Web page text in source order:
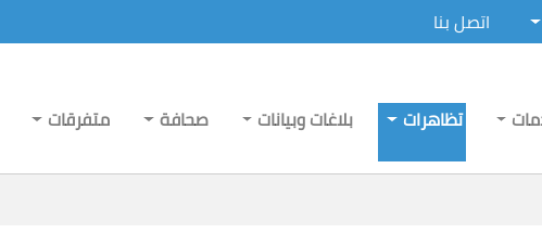
اتصل بنا
تظاهرات بلاغات وبيانات صحافة متفرقات